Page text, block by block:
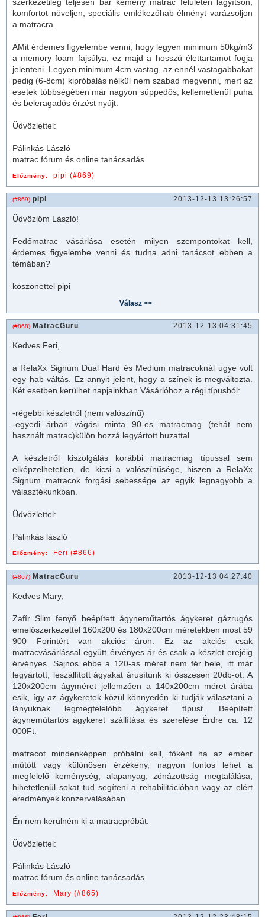
komfortot növeljen, speciális emlékezőhab élményt varázsoljon
a matracra.
AMit érdemes figyelembe venni, hogy legyen minimum 50kg/m3
a memory foam fajsúlya, ez majd a hosszú élettartamot fogja
jelenteni. Legyen minimum 4cm vastag, az ennél vastagabbakat
pedig (6-8cm) kipróbálás nélkül nem szabad megvenni, mert az
esetek többségében már nagyon süppedős, kellemetlenül puha
és beleragadós érzést nyújt.
Üdvözlettel:
Pálinkás László
matrac fórum és online tanácsadás
Előzmény: pipi (#869)
(#869) pipi 2013-12-13 13:26:57
Üdvözlöm László!
Fedőmatrac vásárlása esetén milyen szempontokat kell,
érdemes figyelembe venni és tudna adni tanácsot ebben a
témában?
köszönettel pipi
(#868) MatracGuru 2013-12-13 04:31:45
Kedves Feri,
a RelaXx Signum Dual Hard és Medium matracoknál ugye volt
egy hab váltás. Ez annyit jelent, hogy a színek is megváltozta.
Két esetben kerülhet napjainkban Vásárlóhoz a régi típusból:
-régebbi készletről (nem valószínű)
-egyedi árban vágási minta 90-es matracmag (tehát nem
használt matrac)külön hozzá legyártott huzattal
A készletről kiszolgálás korábbi matracmag típussal sem
elképzelhetetlen, de kicsi a valószínűsége, hiszen a RelaXx
Signum matracok forgási sebessége az egyik legnagyobb a
választékunkban.
Üdvözlettel:
Pálinkás lászló
Előzmény: Feri (#866)
(#867) MatracGuru 2013-12-13 04:27:40
Kedves Mary,
Zafír Slim fenyő beépített ágyneműtartós ágykeretgázrugós
emelőszerkezettel 160x200 és 180x200cm méretekben most 59
900 Forintért van akciós áron. Ez az akciós csak
matracvásárlással együtt érvényes ár és csak a készlet erejéig
érvényes. Sajnos ebbe a 120-as méret nem fér bele, itt már
legyártott, leszállított ágyakat árusítunk ki összesen 20db-ot. A
120x200cm ágyméret jellemzően a 140x200cm méret árába
esik, így az ágykeretek közül könnyedén ki tudják választani a
lányuknak legmegfelelőbb ágykeret típust. Beépített
ágyneműtartós ágykeret szállítása és szerelése Érdre ca. 12
000Ft.
matracot mindenképpen próbálni kell, főként ha az ember
műtött vagy különösen érzékeny, nagyon fontos lehet a
megfelelő keménység, alapanyag, zónázottság megtalálása,
hihetetlenül sokat tud segíteni a rehabilitációban vagy az elért
eredmények konzerválásában.
Én nem kerülném ki a matracpróbát.
Üdvözlettel:
Pálinkás László
matrac fórum és online tanácsadás
Előzmény: Mary (#865)